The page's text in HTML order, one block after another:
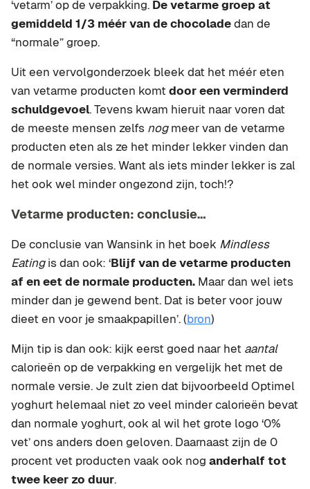
‘vetarm’ op de verpakking. De vetarme groep at
gemiddeld 1/3 méér van de chocoladedan de
“normale” groep.
Uit een vervolgonderzoek bleek dat het méér eten
van vetarme producten komt door een verminderd
schuldgevoel. Tevens kwam hieruit naar voren dat
de meeste mensen zelfs nogmeer van de vetarme
producten eten als ze het minder lekker vinden dan
de normale versies. Want als iets minder lekker is zal
het ook wel minder ongezond zijn, toch!?
Vetarme producten: conclusie…
De conclusie van Wansink in het boek Mindless
Eatingis dan ook: ‘Blijf van de vetarme producten
af en eet de normale producten. Maar dan wel iets
minder dan je gewend bent. Dat is beter voor jouw
dieet en voor je smaakpapillen’. (bron)
Mijn tip is dan ook: kijk eerst goed naar het aantal
calorieën op de verpakking en vergelijk het met de
normale versie. Je zult zien dat bijvoorbeeld Optimel
yoghurt helemaal niet zo veel minder calorieën bevat
dan normale yoghurt, ook al wil het grote logo ‘0%
vet’ ons anders doen geloven. Daarnaast zijn de 0
procent vet producten vaak ook nog anderhalf tot
twee keer zo duur.